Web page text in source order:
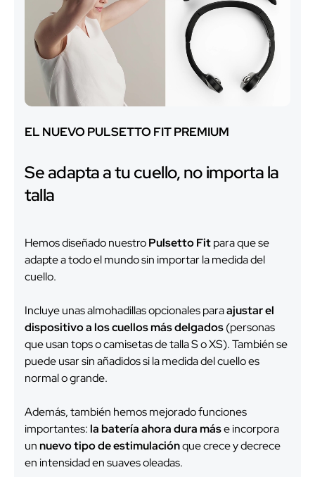
EL NUEVO PULSETTO FIT PREMIUM
Se adapta a tu cuello, no importa la
talla
Hemos diseñado nuestroPulsetto Fitpara que se
adapte a todo el mundo sin importar la medida del
cuello.
Incluye unas almohadillas opcionales paraajustar el
dispositivo a los cuellos más delgados(personas
que usan tops o camisetas de talla S o XS). También se
puede usar sin añadidos si la medida del cuello es
normal o grande.
Además, también hemos mejorado funciones
importantes:la batería ahora dura máse incorpora
unnuevo tipo de estimulaciónque crece y decrece
en intensidad en suaves oleadas.